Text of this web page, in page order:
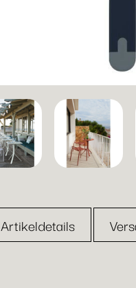
Artikeldetails